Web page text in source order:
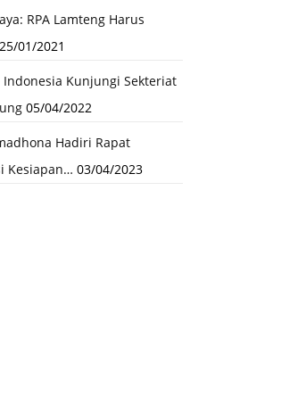
RPA Lamteng Harus
25/01/2021
Indonesia Kunjungi Sekteriat
05/04/2022
Hadiri Rapat
Kesiapan… 03/04/2023